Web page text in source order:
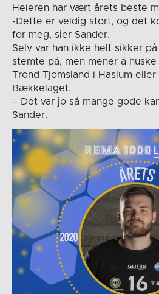
Heieren har vært årets beste
-Dette er veldig stort, og det
for meg, sier Sander.
Selv var han ikke helt sikker
stemte på, men mener å
Trond Tjomsland i Haslum
Bækkelaget.
– Det var jo så mange gode
Sander.